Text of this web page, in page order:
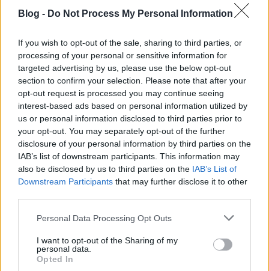
Blog - Do Not Process My Personal Information
If you wish to opt-out of the sale, sharing to third parties, or
processing of your personal or sensitive information for
targeted advertising by us, please use the below opt-out
section to confirm your selection. Please note that after your
opt-out request is processed you may continue seeing
interest-based ads based on personal information utilized by
us or personal information disclosed to third parties prior to
your opt-out. You may separately opt-out of the further
disclosure of your personal information by third parties on the
IAB’s list of downstream participants. This information may
also be disclosed by us to third parties on the IAB’s List of
Downstream Participants that may further disclose it to other
Please note that this website/app uses one or more Google
not limited to your visit or usage behaviour. You may click to
grant or deny consent to Google and its third-party tags to
use your data for below specified purposes in below Google
Personal Data Processing Opt Outs
I want to opt-out of the Sharing of my
personal data.
Opted In
Ilyen alapon, például díjat lehetne nyerni szubatomi
tudomány megoldott tudtommal.
bolhabetu
19 éve
Van benne valami, de ezt sokkal inkább a nem-
jelentkezők használják kifogásnak.
Ha egyszer valakinek sikerül eljutnia addig, hogy
aláírta a megállapodást, akkor már ez nem számít.
Tudsz mondani olyan esetet, mikor jelentkezést arra
Nem vizsgálható tudományosan, életveszélyes, nem
lement a térképről (Sylvia Browne). De hogy ne lenne
paranormális? Ez sokkal inkább előzetes